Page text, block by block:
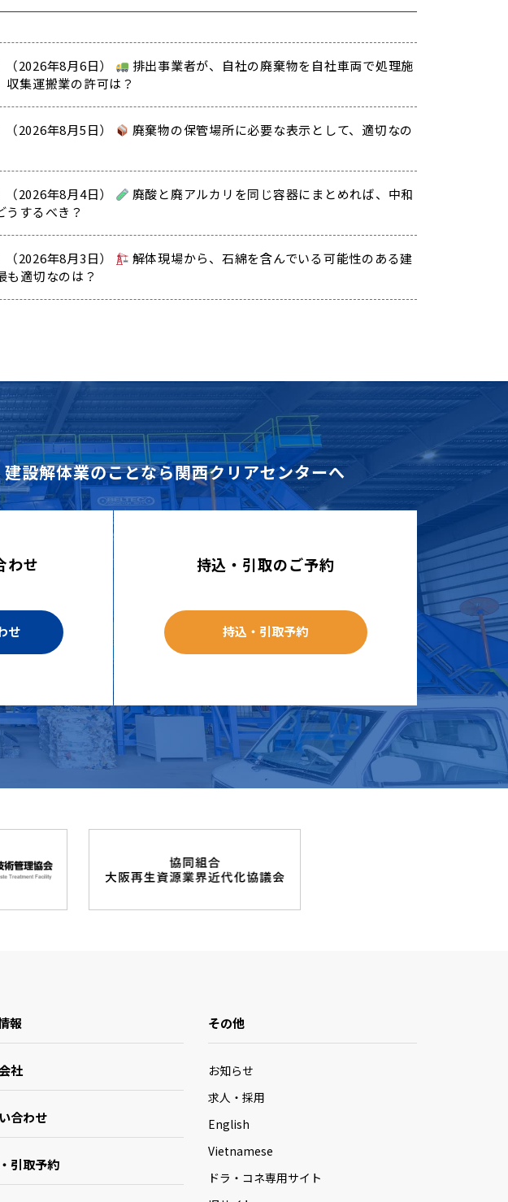
（2026年8月6日）
排出事業者が、自社の廃棄物を自社車両で処理施
収集運搬業の許可は？
（2026年8月5日）
廃棄物の保管場所に必要な表示として、適切なの
（2026年8月4日）
廃酸と廃アルカリを同じ容器にまとめれば、中和
うするべき？
（2026年8月3日）
解体現場から、石綿を含んでいる可能性のある建
も適切なのは？
設解体業のことなら関西クリアセンターへ
わせ
せ
持込・引取のご予約
持込・引取予約
報
社
合わせ
引取予約
その他
お知らせ
求人・採用
English
Vietnamese
ドラ・コネ専用サイト